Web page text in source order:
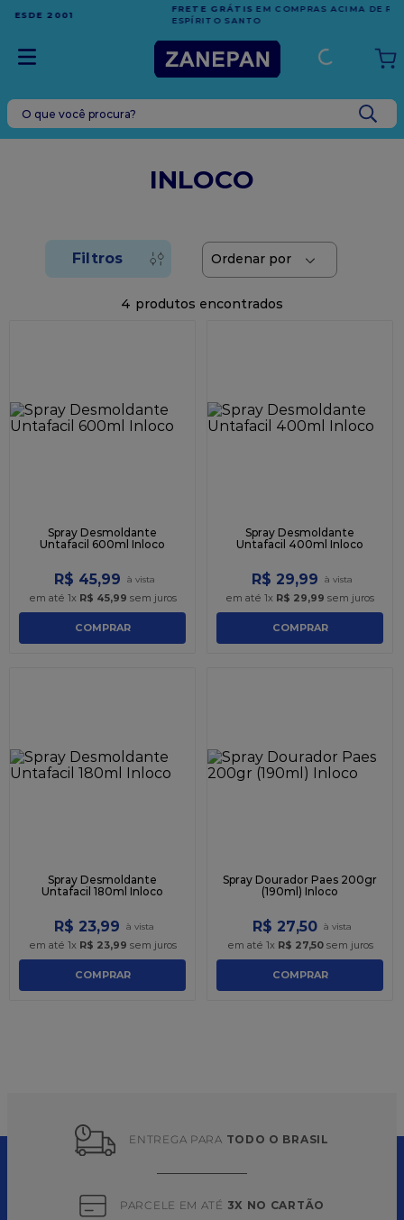
EM COMPRAS ACIMA DE R$1.000,00 PARA O
ESPÍRITO SANTO
O que você procura?
INLOCO
4
Spray Desmoldante
Untafacil 600ml Inloco
R$ 45,99
em até 1x R$ 45,99 sem juros
COMPRAR
Spray Desmoldante
Untafacil 400ml Inloco
R$ 29,99
em até 1x R$ 29,99 sem juros
COMPRAR
Spray Desmoldante
Untafacil 180ml Inloco
R$ 23,99
em até 1x R$ 23,99 sem juros
COMPRAR
Spray Dourador Paes 200gr
(190ml) Inloco
R$ 27,50
em até 1x R$ 27,50sem juros
COMPRAR
ENTREGA PARA TODO O BRASIL
PARCELE EM ATÉ 3X NO CARTÃO
TERMOS MAIS BUSCADOS
top harald
vabene
9º
caixa kraft